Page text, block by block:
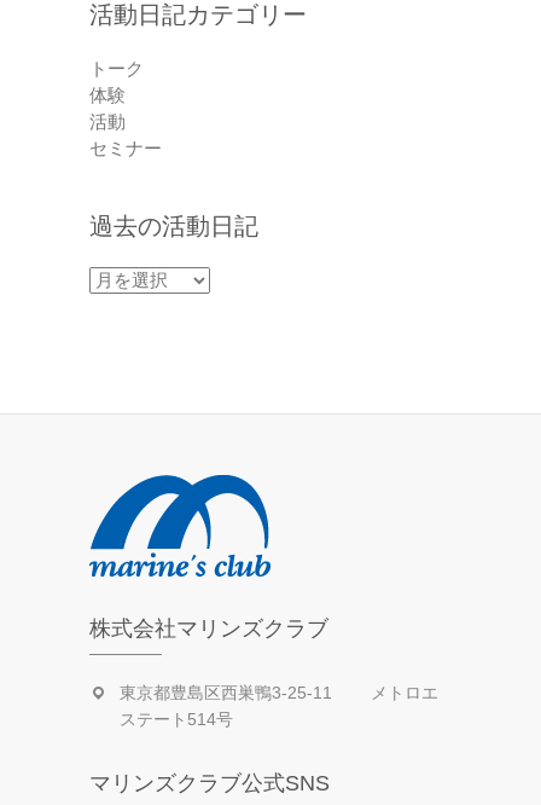
活動日記カテゴリー
トーク
体験
活動
セミナー
過去の活動日記
過
日
株式会社マリンズクラブ
東京都豊島区西巣鴨3-25-11 メトロエ
ステート514号
マリンズクラブ公式SNS